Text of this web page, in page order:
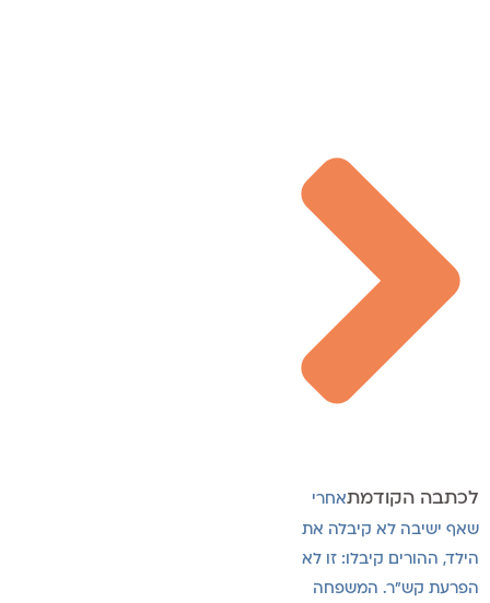
לכתבה הקודמתאחרי
שאף ישיבה לא קיבלה את
הילד, ההורים קיבלו: זו לא
הפרעת קש"ר. המשפחה